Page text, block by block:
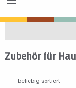
Zubehör für